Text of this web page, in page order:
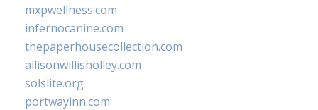
mxpwellness.com
infernocanine.com
thepaperhousecollection.com
allisonwillisholley.com
solslite.org
portwayinn.com